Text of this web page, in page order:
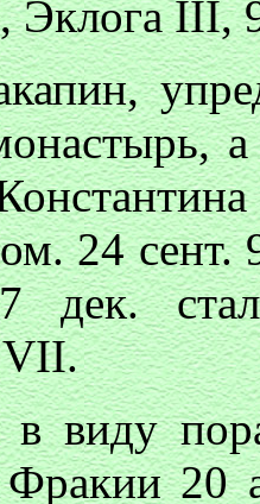
Эклога III,
24
дек. стал
VII.
виду
20